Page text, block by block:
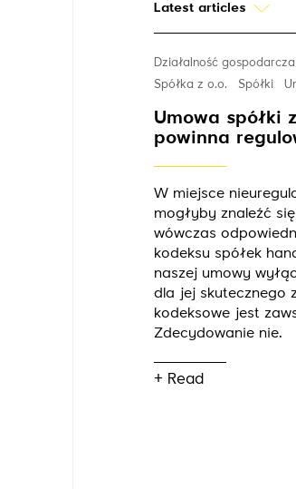
Latest articles
Działalność gospodarcza
Spółka z o.o.
Spółki
Umowa spółki
powinna
W miejsce
mogłyby znaleźć
wówczas
kodeksu spółek
naszej umowy
dla jej skutecznego
kodeksowe jest
Zdecydowanie nie.
+ Read